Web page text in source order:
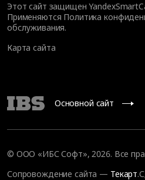
Этот сайт защищен
Применяются Политика
обслуживания.
Карта сайта
Основной сайт
© OOO «ИБС Софт», 2026. Все
Сопровождение сайта — Текарт.